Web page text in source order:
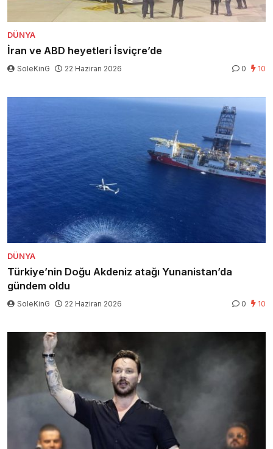
DÜNYA
İran ve ABD heyetleri İsviçre’de
SoleKinG 22 Haziran 2026 0 10
DÜNYA
Türkiye’nin Doğu Akdeniz atağı Yunanistan’da
gündem oldu
SoleKinG 22 Haziran 2026 0 10